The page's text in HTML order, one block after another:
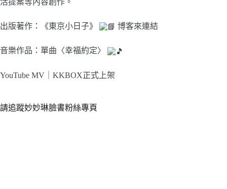
活提案等內容創作。
出版著作：《東京小日子》 博客來連結
音樂作品：單曲〈幸福約定〉
YouTube MV｜ KKBOX正式上架
請追蹤妙妙琳臉書粉絲專頁